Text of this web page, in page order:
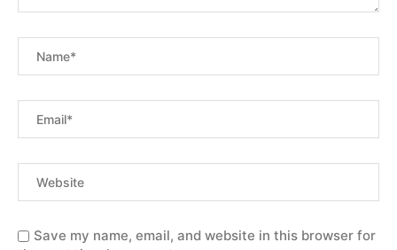
Save my name, email, and website in this browser for